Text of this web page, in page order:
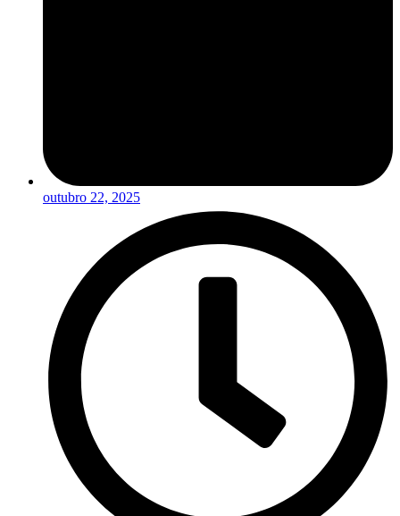
outubro 22, 2025